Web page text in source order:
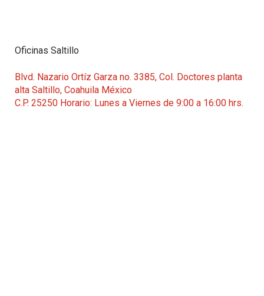
Oficinas Saltillo
Blvd. Nazario Ortíz Garza no. 3385, Col. Doctores planta
alta Saltillo, Coahuila México
C.P. 25250 Horario: Lunes a Viernes de 9:00 a 16:00 hrs.